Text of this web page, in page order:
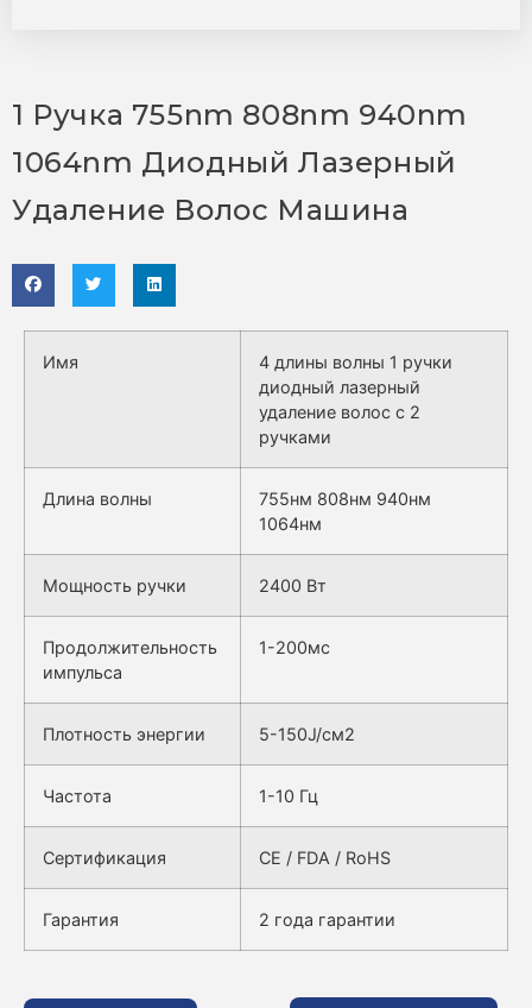
1 Ручка 755nm 808nm 940nm
1064nm Диодный Лазерный
Удаление Волос Машина
Имя
4 длины волны 1 ручки
диодный лазерный
удаление волос с 2
ручками
Длина волны
755нм 808нм 940нм
1064нм
Мощность ручки 2400 Вт
Продолжительность
импульса
1-200мс
Плотность энергии 5-150J/см2
Частота 1-10 Гц
Сертификация CE / FDA / RoHS
Гарантия 2 года гарантии